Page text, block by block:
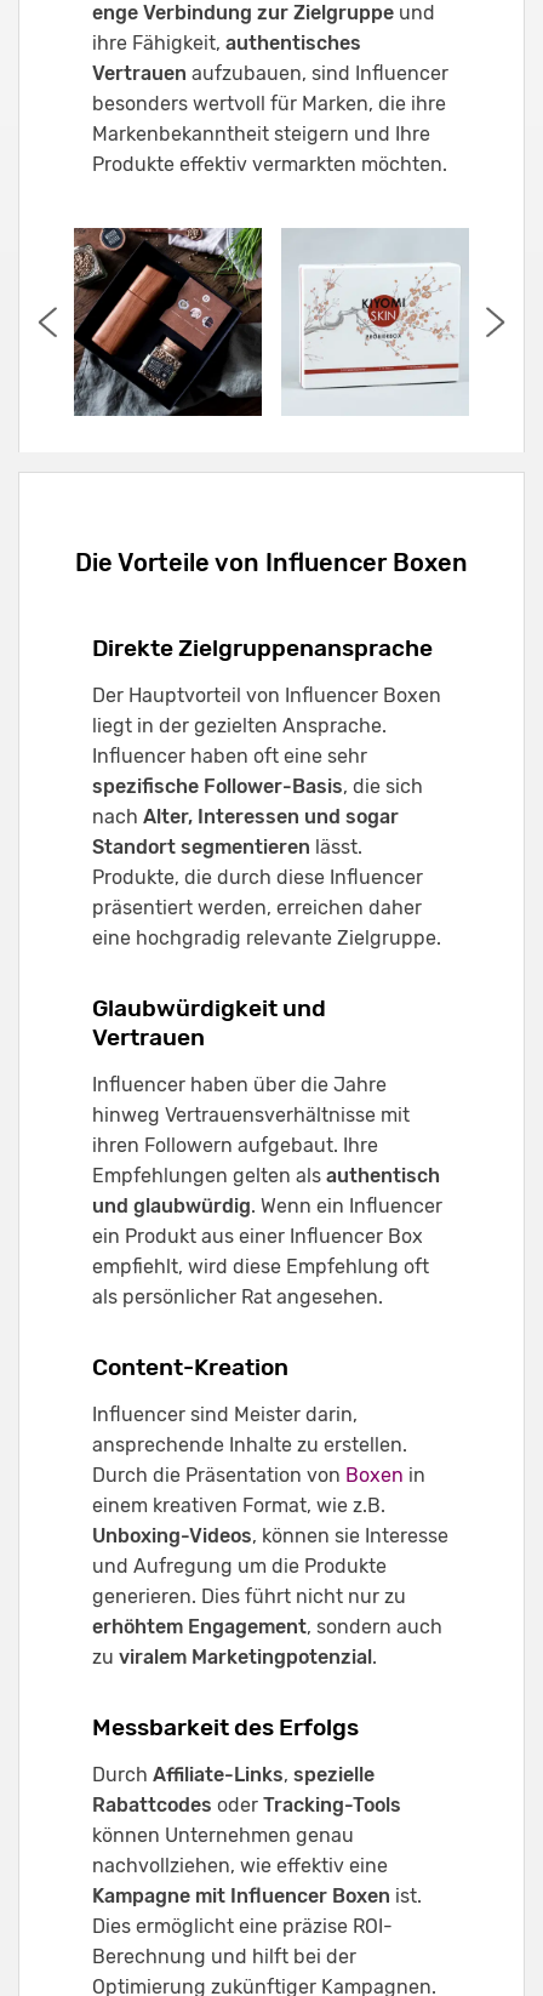
enge Verbindung zur Zielgruppe und
ihre Fähigkeit, authentisches
Vertrauen aufzubauen, sind Influencer
besonders wertvoll für Marken, die ihre
Markenbekanntheit steigern und Ihre
Produkte effektiv vermarkten möchten.
Die Vorteile von Influencer Boxen
Direkte Zielgruppenansprache
Der Hauptvorteil von Influencer Boxen
liegt in der gezielten Ansprache.
Influencer haben oft eine sehr
spezifische Follower-Basis, die sich
nach Alter, Interessen und sogar
Standort segmentieren lässt.
Produkte, die durch diese Influencer
präsentiert werden, erreichen daher
eine hochgradig relevante Zielgruppe.
Glaubwürdigkeit und
Vertrauen
Influencer haben über die Jahre
hinweg Vertrauensverhältnisse mit
ihren Followern aufgebaut. Ihre
Empfehlungen gelten als authentisch
und glaubwürdig. Wenn ein Influencer
ein Produkt aus einer Influencer Box
empfiehlt, wird diese Empfehlung oft
als persönlicher Rat angesehen.
Content-Kreation
Influencer sind Meister darin,
ansprechende Inhalte zu erstellen.
Durch die Präsentation von Boxen in
einem kreativen Format, wie z.B.
Unboxing-Videos, können sie Interesse
und Aufregung um die Produkte
generieren. Dies führt nicht nur zu
erhöhtem Engagement, sondern auch
zu viralem Marketingpotenzial .
Messbarkeit des Erfolgs
Durch Affiliate-Links, spezielle
Rabattcodes oder Tracking-Tools
können Unternehmen genau
nachvollziehen, wie effektiv eine
Kampagne mit Influencer Boxen ist.
Dies ermöglicht eine präzise ROI-
Berechnung und hilft bei der
Optimierung zukünftiger Kampagnen.